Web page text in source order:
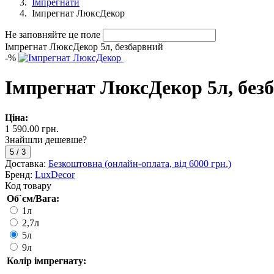
Імпрегнати
Імпрегнат ЛюксДекор
Не заповняйте це поле
Імпрегнат ЛюксДекор 5л, безбарвний
-%
Імпрегнат ЛюксДекор 5л,
Ціна:
1 590.00 грн.
Знайшли дешевше?
5 / 3
Доставка: Безкоштовна (онлайн-оплата, від 6000 грн.)
Бренд: LuxDecor
Код товару
Об`єм/Вага:
1л
2,7л
5л
9л
Колір імпрегнату: